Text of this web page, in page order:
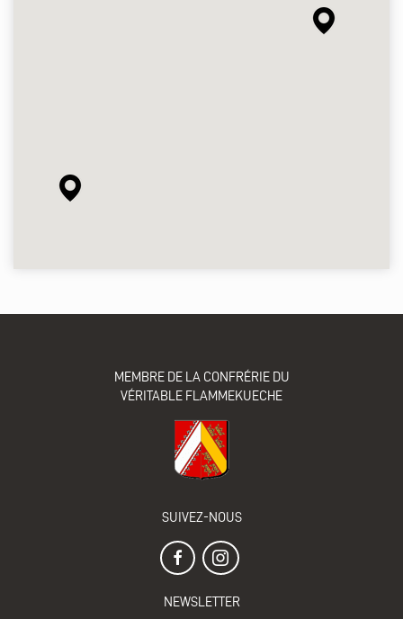
MEMBRE DE LA CONFRÉRIE DU
VÉRITABLE FLAMMEKUECHE
SUIVEZ-NOUS
NEWSLETTER